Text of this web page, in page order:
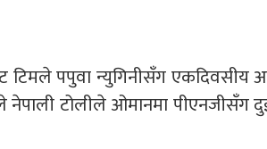
टिमले पपुवा न्युगिनीसँग एकदिवसीय
टोलीले ओमानमा पीएनजीसँग